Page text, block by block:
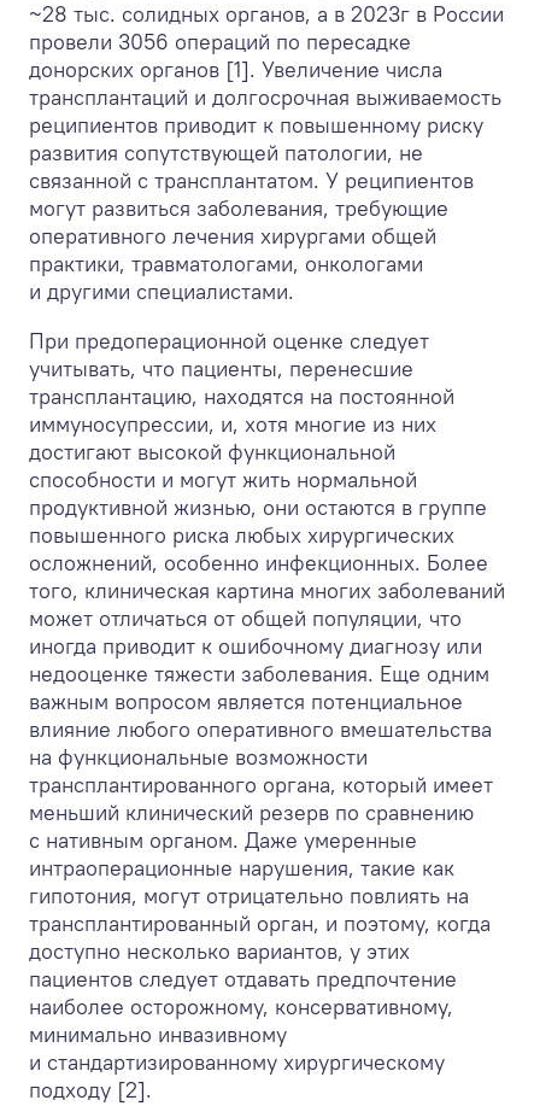
~28 тыс. солидных органов, а в 2023г в России
провели 3056 операций по пересадке
донорских органов [1]. Увеличение числа
трансплантаций и долгосрочная выживаемость
реципиентов приводит к повышенному риску
развития сопутствующей патологии, не
связанной с трансплантатом. У реципиентов
могут развиться заболевания, требующие
оперативного лечения хирургами общей
практики, травматологами, онкологами
и другими специалистами.
При предоперационной оценке следует
учитывать, что пациенты, перенесшие
трансплантацию, находятся на постоянной
иммуносупрессии, и, хотя многие из них
достигают высокой функциональной
способности и могут жить нормальной
продуктивной жизнью, они остаются в группе
повышенного риска любых хирургических
осложнений, особенно инфекционных. Более
того, клиническая картина многих заболеваний
может отличаться от общей популяции, что
иногда приводит к ошибочному диагнозу или
недооценке тяжести заболевания. Еще одним
важным вопросом является потенциальное
влияние любого оперативного вмешательства
на функциональные возможности
трансплантированного органа, который имеет
меньший клинический резерв по сравнению
с нативным органом. Даже умеренные
интраоперационные нарушения, такие как
гипотония, могут отрицательно повлиять на
трансплантированный орган, и поэтому, когда
доступно несколько вариантов, у этих
пациентов следует отдавать предпочтение
наиболее осторожному, консервативному,
минимально инвазивному
и стандартизированному хирургическому
подходу [2].